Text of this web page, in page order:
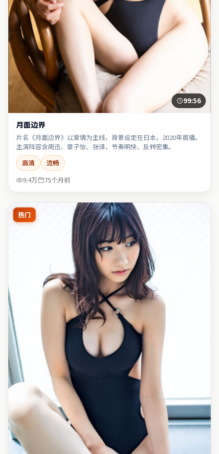
99:56
月面边界
片名《月面边界》以爱情为主线，背景设定在日本，2020年首播。
主演阵容含周迅、章子怡、张译，节奏明快、反转密集。
高清
流畅
9.4万
75个月前
热门